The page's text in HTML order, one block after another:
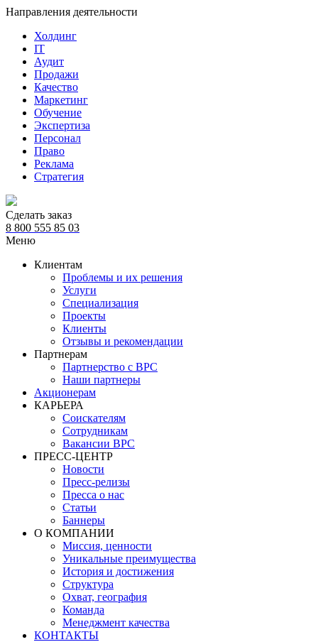
Направления деятельности
Холдинг
IT
Аудит
Продажи
Качество
Маркетинг
Обучение
Экспертиза
Персонал
Право
Реклама
Стратегия
Сделать заказ
8 800 555 85 03
Меню
Клиентам
Проблемы и их решения
Услуги
Специализация
Проекты
Клиенты
Отзывы и рекомендации
Партнерам
Партнерство с BPC
Наши партнеры
Акционерам
КАРЬЕРА
Соискателям
Сотрудникам
Вакансии BPC
ПРЕСС-ЦЕНТР
Новости
Пресс-релизы
Пресса о нас
Статьи
Баннеры
О КОМПАНИИ
Миссия, ценности
Уникальные преимущества
История и достижения
Структура
Охват, география
Команда
Менеджмент качества
КОНТАКТЫ